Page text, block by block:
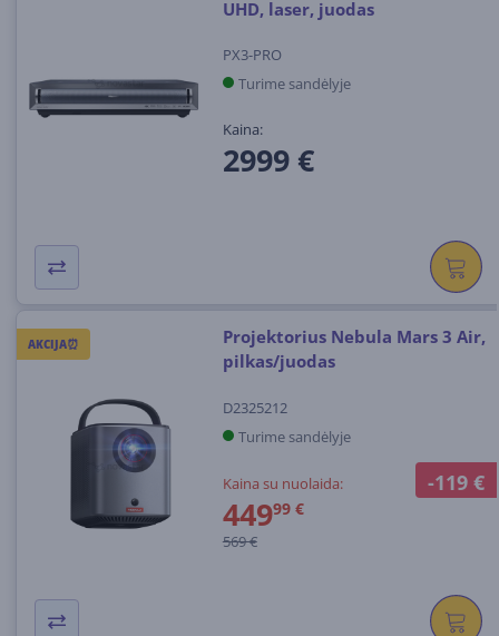
UHD, laser, juodas
PX3-PRO
Turime sandėlyje
Kaina:
2999 €
AKCIJA⏰
-119 €
Projektorius Nebula Mars 3 Air,
pilkas/juodas
D2325212
Turime sandėlyje
Kaina su nuolaida:
44999 €
569 €